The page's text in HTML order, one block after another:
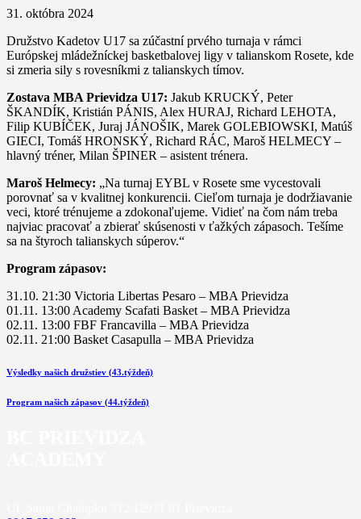
31. októbra 2024
Družstvo Kadetov U17 sa zúčastní prvého turnaja v rámci
Európskej mládežníckej basketbalovej ligy v talianskom Rosete, kde
si zmeria sily s rovesníkmi z talianskych tímov.
Zostava MBA Prievidza U17: Jakub KRUCKÝ, Peter
ŠKANDÍK, Kristián PÁNIS, Alex HURAJ, Richard LEHOTA,
Filip KUBÍČEK, Juraj JÁNOŠIK, Marek GOLEBIOWSKI, Matúš
GIECI, Tomáš HRONSKÝ, Richard RÁC, Maroš HELMECY –
hlavný tréner, Milan ŠPINER – asistent trénera.
Maroš Helmecy: „Na turnaj EYBL v Rosete sme vycestovali
porovnať sa v kvalitnej konkurencii. Cieľom turnaja je dodržiavanie
veci, ktoré trénujeme a zdokonaľujeme. Vidieť na čom nám treba
najviac pracovať a zbierať skúsenosti v ťažkých zápasoch. Tešíme
sa na štyroch talianskych súperov.“
Program zápasov:
31.10. 21:30 Victoria Libertas Pesaro – MBA Prievidza
01.11. 13:00 Academy Scafati Basket – MBA Prievidza
02.11. 13:00 FBF Francavilla – MBA Prievidza
02.11. 21:00 Basket Casapulla – MBA Prievidza
Navigácia
v
Predchádzajúci
Výsledky našich družstiev (43.týždeň)
Nasledujúci
Program našich zápasov (44.týždeň)